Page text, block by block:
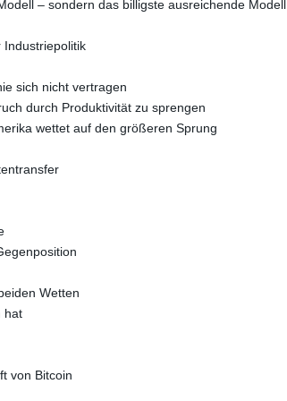
– sondern das billigste ausreichende Modell
Industriepolitik
sich nicht vertragen
durch Produktivität zu sprengen
wettet auf den größeren Sprung
Wetten
hat
von Bitcoin